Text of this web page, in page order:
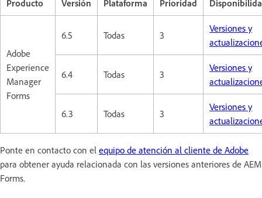
Producto Versión Plataforma Prioridad
Adobe
Experience
Manager
Forms
6.5 Todas 3
Versiones y
6.4 Todas 3
Versiones y
6.3 Todas 3
Versiones y
Ponte en contacto con el equipo de atención al cliente de Adobe
para obtener ayuda relacionada con las versiones anteriores de AEM
Forms.